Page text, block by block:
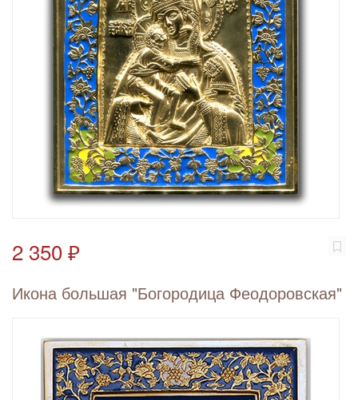
2 350 ₽
Икона большая "Богородица Феодоровская"